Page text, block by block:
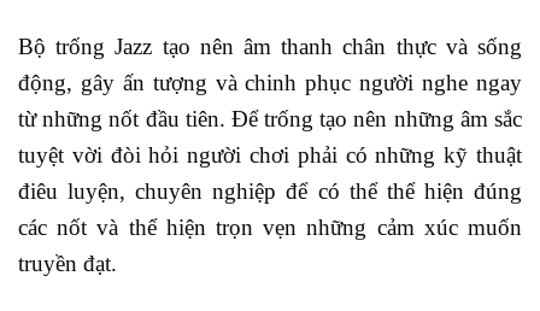
Bộ trống Jazz tạo nên âm thanh chân thực và sống
động, gây ấn tượng và chinh phục người nghe ngay
từ những nốt đầu tiên. Để trống tạo nên những âm sắc
tuyệt vời đòi hỏi người chơi phải có những kỹ thuật
điêu luyện, chuyên nghiệp để có thể thể hiện đúng
các nốt và thể hiện trọn vẹn những cảm xúc muốn
truyền đạt.